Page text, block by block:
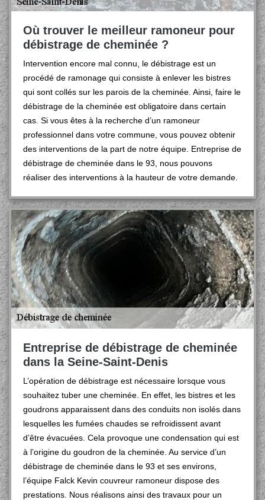
Où trouver le meilleur ramoneur pour
débistrage de cheminée ?
Intervention encore mal connu, le débistrage est un
procédé de ramonage qui consiste à enlever les bistres
qui sont collés sur les parois de la cheminée. Ainsi, faire le
débistrage de la cheminée est obligatoire dans certain
cas. Si vous êtes à la recherche d’un ramoneur
professionnel dans votre commune, vous pouvez obtenir
des interventions de la part de notre équipe. Entreprise de
débistrage de cheminée dans le 93, nous pouvons
réaliser des interventions à la hauteur de votre demande.
Entreprise de débistrage de cheminée
dans la Seine-Saint-Denis
L’opération de débistrage est nécessaire lorsque vous
souhaitez tuber une cheminée. En effet, les bistres et les
goudrons apparaissent dans des conduits non isolés dans
lesquelles les fumées chaudes se refroidissent avant
d’être évacuées. Cela provoque une condensation qui est
à l’origine du goudron de la cheminée. Au service d’un
débistrage de cheminée dans le 93 et ses environs,
l’équipe Falck Kevin couvreur ramoneur dispose des
prestations. Nous réalisons ainsi des travaux pour un